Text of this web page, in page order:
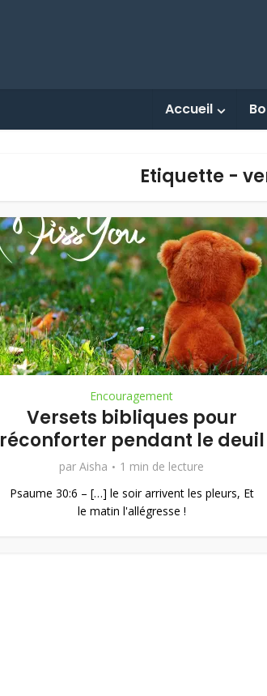
Accueil
Etiquette -
Encouragement
Versets bibliques pour
réconforter pendant le deuil
par Aisha
1 min de lecture
Psaume 30:6 – […] le soir arrivent les pleurs, Et
le matin l'allégresse !